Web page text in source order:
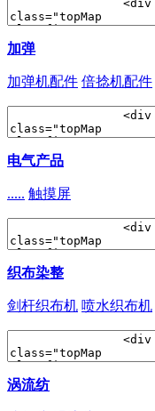
加弹
加弹机配件 倍捻机配件
电气产品
..... 触摸屏
织布染整
剑杆织布机 喷水织布机
涡流纺